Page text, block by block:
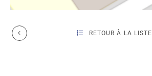
RETOUR À LA LISTE